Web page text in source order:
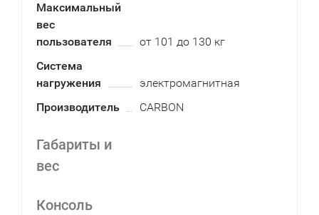
Максимальный
вес
пользователя
от 101 до 130 кг
Система
нагружения
электромагнитная
Производитель
CARBON
Габариты и
вес
Консоль